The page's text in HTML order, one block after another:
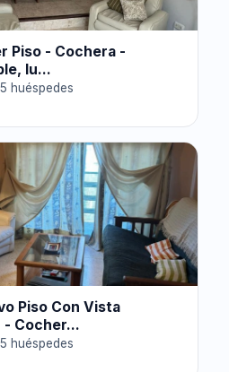
Piso - Cochera -
lu...
huéspedes
Piso Con Vista
- Cocher...
huéspedes